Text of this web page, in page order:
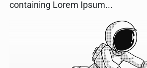
containing Lorem Ipsum...